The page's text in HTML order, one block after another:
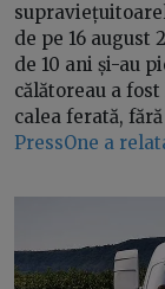
de pe 16 august
de 10 ani și-au
călătoreau a
calea ferată,
PressOne a